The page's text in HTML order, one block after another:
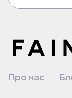
Про нас